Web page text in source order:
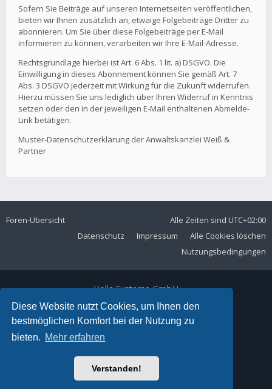
Diese Website nutzt Cookies, um Ihnen den
bestmöglichen Komfort bei der Nutzung zu
bieten. Mehr erfahren
Verstanden!
Sofern Sie Beiträge auf unseren Internetseiten veröffentlichen,
bieten wir Ihnen zusätzlich an, etwaige Folgebeiträge Dritter zu
abonnieren. Um Sie über diese Folgebeiträge per E-Mail
informieren zu können, verarbeiten wir Ihre E-Mail-Adresse.
Rechtsgrundlage hierbei ist Art. 6 Abs. 1 lit. a) DSGVO. Die
Einwilligung in dieses Abonnement können Sie gemäß Art. 7
Abs. 3 DSGVO jederzeit mit Wirkung für die Zukunft widerrufen.
Hierzu müssen Sie uns lediglich über Ihren Widerruf in Kenntnis
setzen oder den in der jeweiligen E-Mail enthaltenen Abmelde-
Link betätigen.
Muster-Datenschutzerklärung der Anwaltskanzlei Weiß &
Partner
Foren-Übersicht Alle Zeiten sind UTC+02:00
Alle Cookies löschen
Impressum
Datenschutz
Nutzungsbedingungen
Volla Systeme GmbH
Kölner Straße 102
42897 Remscheid
Telefon:+49 2191 59897 61
E-Mail:
Ariki Theme by